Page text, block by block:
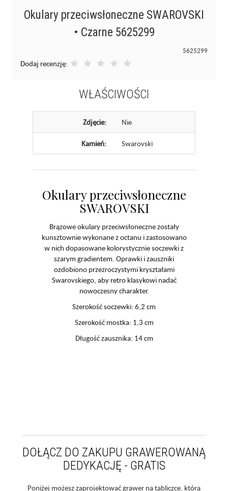
Okulary przeciwsłoneczne SWAROVSKI
• Czarne 5625299
5625299
Dodaj recenzję:
WŁAŚCIWOŚCI
Zdjęcie: Nie
Kamień: Swarovski
Okulary przeciwsłoneczne
SWAROVSKI
Brązowe okulary przeciwsłoneczne zostały
kunsztownie wykonane z octanu i zastosowano
w nich dopasowane kolorystycznie soczewki z
szarym gradientem. Oprawki i zauszniki
ozdobiono przezroczystymi kryształami
Swarovskiego, aby retro klasykowi nadać
nowoczesny charakter.
Szerokość soczewki: 6,2 cm
Szerokość mostka: 1,3 cm
Długość zausznika: 14 cm
DOŁĄCZ DO ZAKUPU GRAWEROWANĄ
DEDYKACJĘ - GRATIS
Poniżej możesz zaprojektować grawer na tabliczce, którą